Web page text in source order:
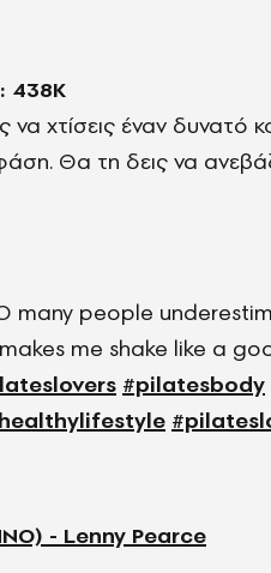
438Κ
χτίσεις έναν δυνατό
Θα τη δεις να
many people
me shake like a
#pilatesbody
- Lenny Pearce